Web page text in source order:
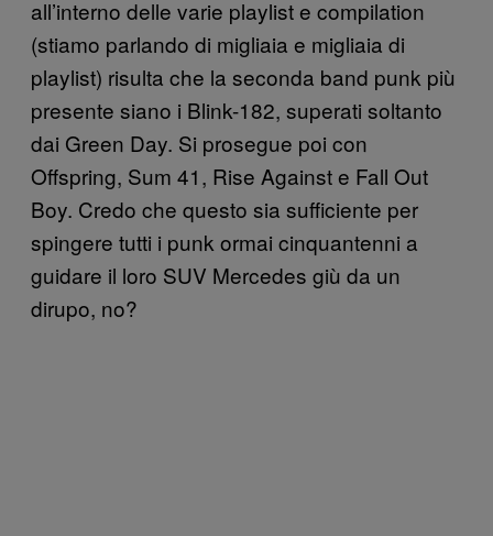
all’interno delle varie playlist e compilation
(stiamo parlando di migliaia e migliaia di
playlist) risulta che la seconda band punk più
presente siano i Blink-182, superati soltanto
dai Green Day. Si prosegue poi con
Offspring, Sum 41, Rise Against e Fall Out
Boy. Credo che questo sia sufficiente per
spingere tutti i punk ormai cinquantenni a
guidare il loro SUV Mercedes giù da un
dirupo, no?